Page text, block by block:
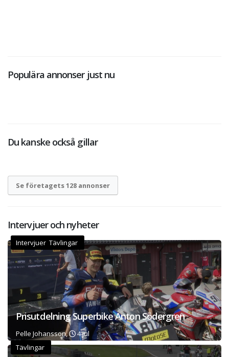
Populära annonser just nu
Du kanske också gillar
Se företagets 128 annonser
Intervjuer och nyheter
Intervjuer Tävlingar
Prisutdelning Superbike Anton Södergren
Pelle Johansson,
4 jul
Tävlingar